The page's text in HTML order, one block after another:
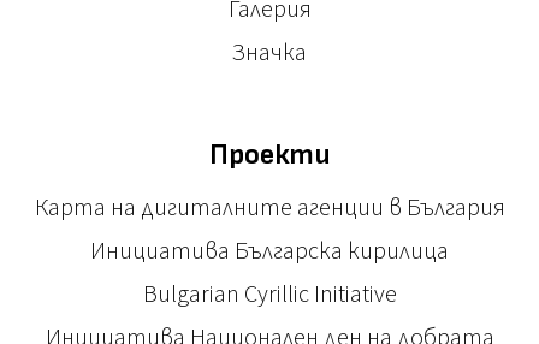
Галерия
Значка
Проекти
Карта на дигиталните агенции в България
Инициатива Българска кирилица
Bulgarian Cyrillic Initiative